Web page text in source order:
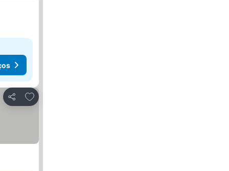
Partilhar
Adicionar aos favoritos